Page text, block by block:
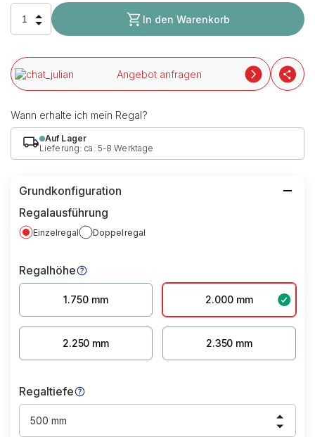
In den Warenkorb
Angebot anfragen
Wann erhalte ich mein Regal?
Auf Lager
Lieferung: ca. 5-8 Werktage
Grundkonfiguration
Regalausführung
Einzelregal Doppelregal
Regalhöhe
1.750 mm 2.000 mm
2.250 mm 2.350 mm
Regaltiefe
500 mm